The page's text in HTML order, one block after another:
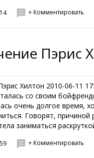
+ Комментировать
Пэрис
Хилтон 2010-06-11
со своим
очень долгое время,
Говорят, причиной
заниматься
+ Комментировать